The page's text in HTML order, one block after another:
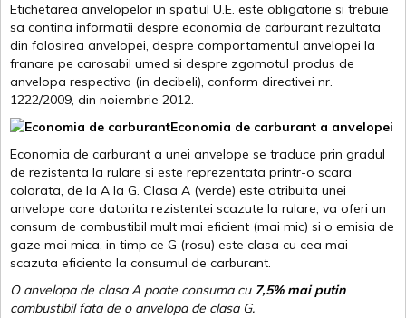
Etichetarea anvelopelor in spatiul U.E. este obligatorie si trebuie
sa contina informatii despre economia de carburant rezultata
din folosirea anvelopei, despre comportamentul anvelopei la
franare pe carosabil umed si despre zgomotul produs de
anvelopa respectiva (in decibeli), conform directivei nr.
1222/2009, din noiembrie 2012.
Economia de carburant a anvelopei
Economia de carburant a unei anvelope se traduce prin gradul
de rezistenta la rulare si este reprezentata printr-o scara
colorata, de la A la G. Clasa A (verde) este atribuita unei
anvelope care datorita rezistentei scazute la rulare, va oferi un
consum de combustibil mult mai eficient (mai mic) si o emisia de
gaze mai mica, in timp ce G (rosu) este clasa cu cea mai
scazuta eficienta la consumul de carburant.
O anvelopa de clasa A poate consuma cu 7,5% mai putin
combustibil fata de o anvelopa de clasa G.